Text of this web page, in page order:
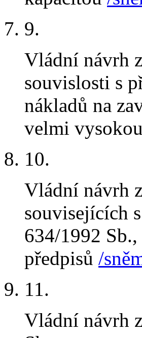
9.
Vládní návrh
souvislosti s
nákladů na
velmi
10.
Vládní návrh
souvisejících
634/1992
předpisů /
11.
Vládní návrh